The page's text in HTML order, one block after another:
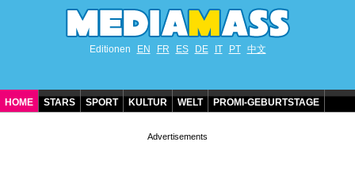
Editionen EN FR ES DE IT PT 中文
HOME STARS SPORT KULTUR WELT PROMI-GEBURTSTAGE